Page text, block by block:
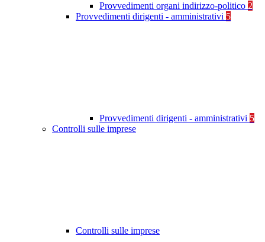
Provvedimenti organi indirizzo-politico 2
Provvedimenti dirigenti - amministrativi 5
Provvedimenti dirigenti - amministrativi 5
Controlli sulle imprese
Controlli sulle imprese